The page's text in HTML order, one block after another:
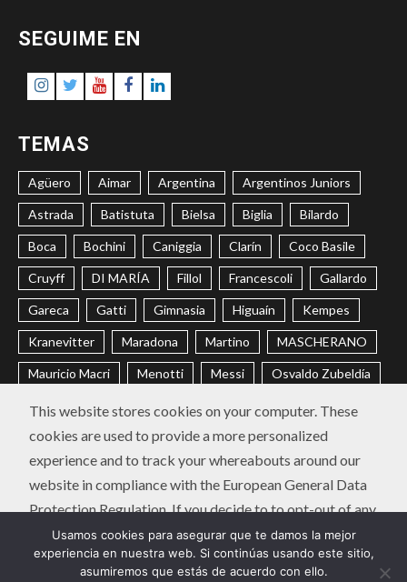
SITIO
SEGUIME EN
Instagram
Twitter
Youtube
Facebook
LinkedIn
TEMAS
Agüero Aimar Argentina Argentinos Juniors
Astrada Batistuta Bielsa Biglia Bilardo
Boca Bochini Caniggia Clarín Coco Basile
Cruyff DI MARÍA Fillol Francescoli Gallardo
Gareca Gatti Gimnasia Higuaín Kempes
Kranevitter Maradona Martino MASCHERANO
Mauricio Macri Menotti Messi Osvaldo Zubeldía
Passarella Pochettino Ramón Díaz
Riquelme River Russo Sabella Sampaoli
Selección Argentina Trobbiani Veira Vélez
CONTACTO POLÍTICA DE PRIVACIDAD
Instagram
Twitter
Youtube
Facebook
LinkedIn
Usamos cookies para asegurar que te damos la mejor
experiencia en nuestra web. Si continúas usando este sitio,
asumiremos que estás de acuerdo con ello.
This website stores cookies on your computer. These
cookies are used to provide a more personalized
experience and to track your whereabouts around our
website in compliance with the European General Data
Protection Regulation. If you decide to to opt-out of any
future tracking, a cookie will be setup in your browser to
remember this choice for one year.